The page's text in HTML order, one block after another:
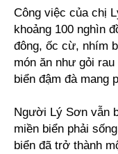
Công việc của chị
khoảng 100 nghìn
đông, ốc cừ, nhím
món ăn như gỏi
biển đậm đà mang
Người Lý Sơn vẫn
miền biển phải
biển đã trở thành